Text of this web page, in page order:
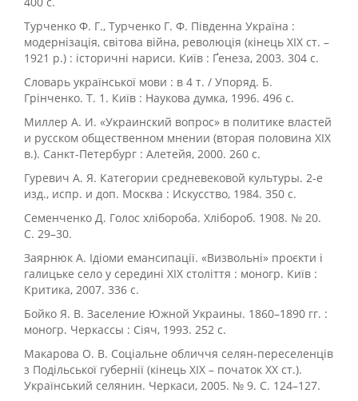
Турченко Ф. Г., Турченко Г. Ф. Південна Україна :
модернізація, світова війна, революція (кінець ХІХ ст. –
1921 р.) : історичні нариси. Київ : Ґенеза, 2003. 304 с.
Словарь української мови : в 4 т. / Упоряд. Б.
Грінченко. Т. 1. Київ : Наукова думка, 1996. 496 с.
Миллер А. И. «Украинский вопрос» в политике властей
и русском общественном мнении (вторая половина ХIХ
в.). Санкт-Петербург : Алетейя, 2000. 260 с.
Гуревич А. Я. Категории средневековой культуры. 2-е
изд., испр. и доп. Москва : Искусство, 1984. 350 с.
Семенченко Д. Голос хлібороба. Хлібороб. 1908. № 20.
С. 29–30.
Заярнюк А. Ідіоми емансипації. «Визвольні» проєкти і
галицьке село у середині ХІХ століття : моногр. Київ :
Критика, 2007. 336 с.
Бойко Я. В. Заселение Южной Украины. 1860–1890 гг. :
моногр. Черкассы : Сіяч, 1993. 252 с.
Макарова О. В. Соціальне обличчя селян-переселенців
з Подільської губернії (кінець ХІХ – початок ХХ ст.).
Український селянин. Черкаси, 2005. № 9. С. 124–127.